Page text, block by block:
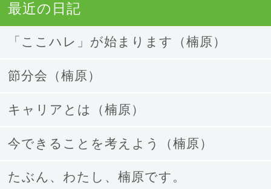
最近の日記
「ここハレ」が始まります（楠原）
節分会（楠原）
キャリアとは（楠原）
今できることを考えよう（楠原）
たぶん、わたし、楠原です。